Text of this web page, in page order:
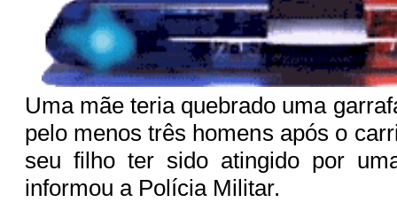
Uma mãe teria quebrado uma
pelo menos três homens após o
seu filho ter sido atingido por
informou a Polícia Militar.